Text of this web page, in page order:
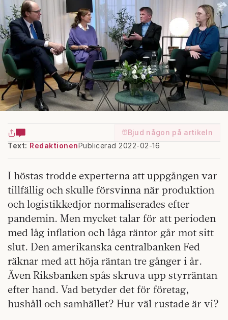
Bjud någon på artikeln
Text: RedaktionenPublicerad 2022-02-16
I höstas trodde experterna att uppgången var
tillfällig och skulle försvinna när produktion
och logistikkedjor normaliserades efter
pandemin. Men mycket talar för att perioden
med låg inflation och låga räntor går mot sitt
slut. Den amerikanska centralbanken Fed
räknar med att höja räntan tre gånger i år.
Även Riksbanken spås skruva upp styrräntan
efter hand. Vad betyder det för företag,
hushåll och samhället? Hur väl rustade är vi?